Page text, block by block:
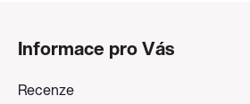
Informace pro Vás
Recenze